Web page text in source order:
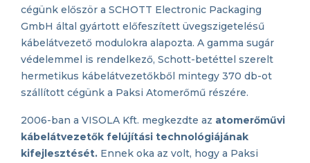
cégünk először a SCHOTT Electronic Packaging
GmbH által gyártott előfeszített üvegszigetelésű
kábelátvezető modulokra alapozta. A gamma sugár
védelemmel is rendelkező, Schott-betéttel szerelt
hermetikus kábelátvezetőkből mintegy 370 db-ot
szállított cégünk a Paksi Atomerőmű részére.
2006-ban a VISOLA Kft. megkezdte az atomerőművi
kábelátvezetők felújítási technológiájának
kifejlesztését. Ennek oka az volt, hogy a Paksi